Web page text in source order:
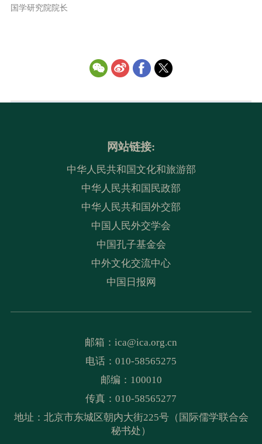
国学研究院院长
网站链接:
中华人民共和国文化和旅游部
中华人民共和国民政部
中华人民共和国外交部
中国人民外交学会
中国孔子基金会
中外文化交流中心
中国日报网
邮箱： ica@ica.org.cn
电话：010-58565275
邮编：100010
传真：010-58565277
地址：北京市东城区朝内大街225号（国际儒学联合会
秘书处）